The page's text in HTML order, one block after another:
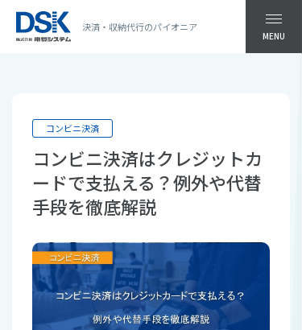
決済・収納代行のパイオニア
MENU
コンビニ決済
コンビニ決済はクレジットカ
ードで支払える？例外や代替
手段を徹底解説